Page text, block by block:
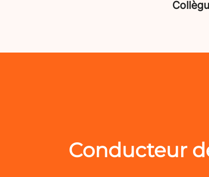
Conducteur